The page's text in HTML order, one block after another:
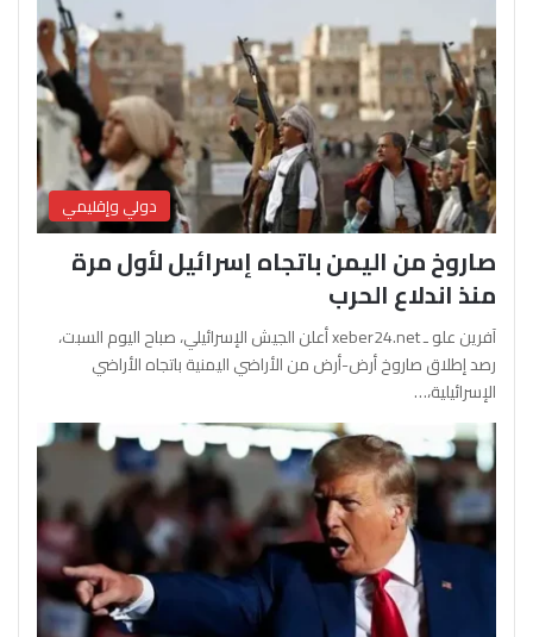
دولي وإقليمي
صاروخ من اليمن باتجاه إسرائيل لأول مرة
منذ اندلاع الحرب
آفرين علو ـ xeber24.net أعلن الجيش الإسرائيلي، صباح اليوم السبت،
رصد إطلاق صاروخ أرض-أرض من الأراضي اليمنية باتجاه الأراضي
الإسرائيلية،…